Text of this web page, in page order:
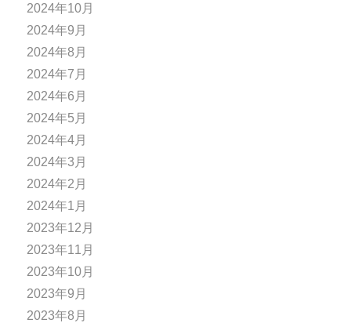
2024年10月
2024年9月
2024年8月
2024年7月
2024年6月
2024年5月
2024年4月
2024年3月
2024年2月
2024年1月
2023年12月
2023年11月
2023年10月
2023年9月
2023年8月